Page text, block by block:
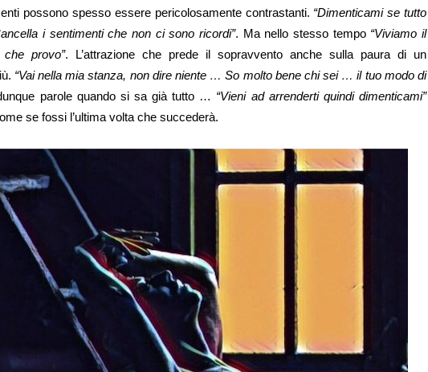
possono spesso essere pericolosamente contrastanti. “Dimenticami se tutto
i sentimenti che non ci sono ricordi”. Ma nello stesso tempo “Viviamo il
provo”. L’attrazione che prede il sopravvento anche sulla paura di un
“Vai nella mia stanza, non dire niente … So molto bene chi sei … il tuo modo di
parole quando si sa già tutto … “Vieni ad arrenderti quindi dimenticami”
se fossi l’ultima volta che succederà.